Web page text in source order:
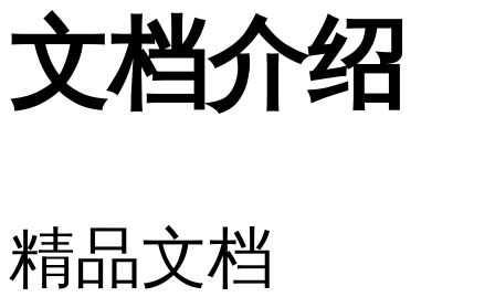
文档介绍
精品文档